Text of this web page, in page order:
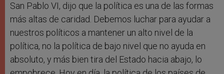
San Pablo VI, dijo que la política es una de las formas
más altas de caridad. Debemos luchar para ayudar a
nuestros políticos a mantener un alto nivel de la
política, no la política de bajo nivel que no ayuda en
absoluto, y más bien tira del Estado hacia abajo, lo